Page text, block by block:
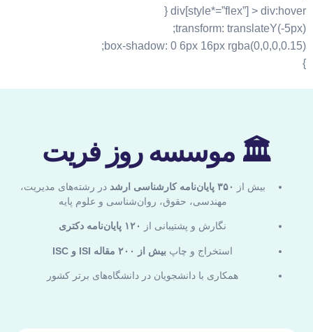
div[style*=”flex”] > div:hover {
transform: translateY(-5px);
box-shadow: 0 6px 16px rgba(0,0,0,0.15);
}
🏛 موسسه روز فریت
بیش از ۳۵۰ پایان‌نامه کارشناسی ارشد
در رشته‌های مدیریت،
مهندسی، حقوق، روان‌شناسی و علوم پایه
نگارش و پشتیبانی از ۱۲۰ پایان‌نامه دکتری
استخراج و چاپ بیش از ۲۰۰ مقاله ISI و ISC
همکاری با دانشجویان در دانشگاه‌های برتر کشور